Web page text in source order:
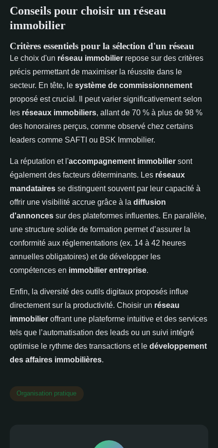
Conseils pour choisir un réseau
immobilier
Critères essentiels pour la sélection d'un réseau
Le choix d'un réseau immobilier repose sur des critères
précis permettant de maximiser la réussite dans le
secteur. En tête, le système de commissionnement
proposé est crucial. Il peut varier significativement selon
les réseaux immobiliers, allant de 70 % à plus de 98 %
des honoraires perçus, comme observé chez certains
leaders comme SAFTI ou BSK Immobilier.
La réputation et l'accompagnement immobilier sont
également des facteurs déterminants. Les réseaux
mandataires se distinguent souvent par leur capacité à
offrir une visibilité accrue grâce à la diffusion
d'annonces sur des plateformes influentes. En parallèle,
une structure solide de formation permet d’assurer la
conformité aux réglementations (ex. 14 à 42 heures
annuelles obligatoires) et de développer les
compétences en immobilier entreprise.
Enfin, la diversité des outils digitaux proposés influe
directement sur la productivité. Choisir un réseau
immobilier offrant une plateforme intuitive et des services
tels que l’automatisation des leads ou un suivi intégré
optimise le rythme des transactions et le développement
des affaires immobilières.
Organisation pratique